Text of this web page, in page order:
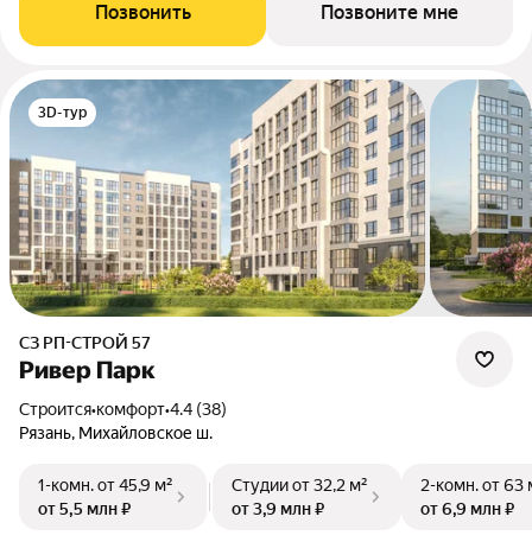
Позвонить Позвоните мне
3D-тур
СЗ РП-СТРОЙ 57
Ривер Парк
Строится•комфорт•4.4 (38)
Рязань, Михайловское ш.
1-комн.от 45,9 м²
от 5,5 млн ₽
Студииот 32,2 м²
от 3,9 млн ₽
2-комн.от 63
от 6,9 млн ₽